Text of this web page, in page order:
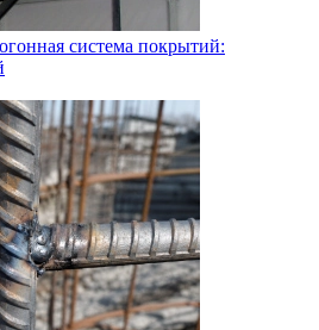
система покрытий: